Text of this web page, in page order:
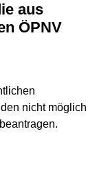
ÖPNV
nicht möglich